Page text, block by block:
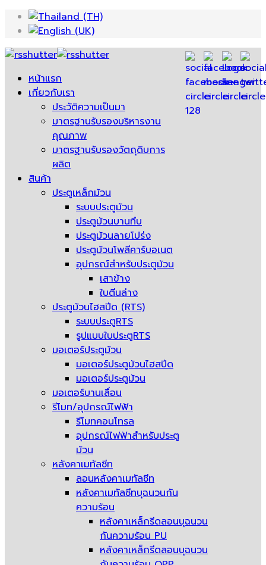
หน้าแรก
เกี่ยวกับเรา
ประวัติความเป็นมา
มาตรฐานรับรองบริหารงาน
คุณภาพ
มาตรฐานรับรองวัตถุดิบการ
ผลิต
สินค้า
ประตูเหล็กม้วน
ระบบประตูม้วน
ประตูม้วนบานทึบ
ประตูม้วนลายโปร่ง
ประตูม้วนโพลีคาร์บอเนต
อุปกรณ์สำหรับประตูม้วน
เสาข้าง
ใบตีนล่าง
ประตูม้วนไฮสปีด (RTS)
ระบบประตูRTS
รูปแบบใบประตูRTS
มอเตอร์ประตูม้วน
มอเตอร์ประตูม้วนไฮสปีด
มอเตอร์ประตูม้วน
มอเตอร์บานเลื่อน
รีโมท/อุปกรณ์ไฟฟ้า
รีโมทคอนโทรล
อุปกรณ์ไฟฟ้าสำหรับประตู
ม้วน
หลังคาเมทัลชีท
ลอนหลังคาเมทัลชีท
หลังคาเมทัลชีทบุฉนวนกัน
ความร้อน
หลังคาเหล็กรีดลอนบุฉนวน
กันความร้อน PU
หลังคาเหล็กรีดลอนบุฉนวน